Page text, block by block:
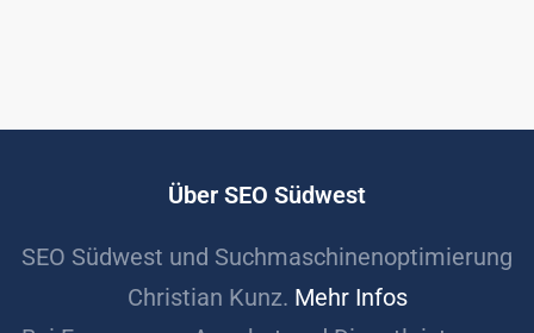
Über SEO Südwest
SEO Südwest und Suchmaschinenoptimierung
Christian Kunz. Mehr Infos